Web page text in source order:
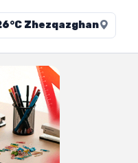
Zhezqazghan